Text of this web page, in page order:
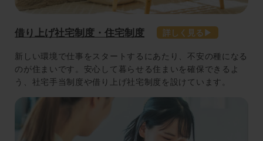
借り上げ社宅制度・住宅制度
新しい環境で仕事をスタートするにあたり、不安の種になる
のが住まいです。安心して暮らせる住まいを確保できるよ
う、社宅手当制度や借り上げ社宅制度を設けています。